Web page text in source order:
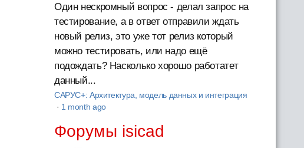
Один нескромный вопрос - делал запрос на
тестирование, а в ответ отправили ждать
новый релиз, это уже тот релиз который
можно тестировать, или надо ещё
подождать? Насколько хорошо работатет
данный...
САРУС+: Архитектура, модель данных и интеграция
· 1 month ago
Форумы isicad